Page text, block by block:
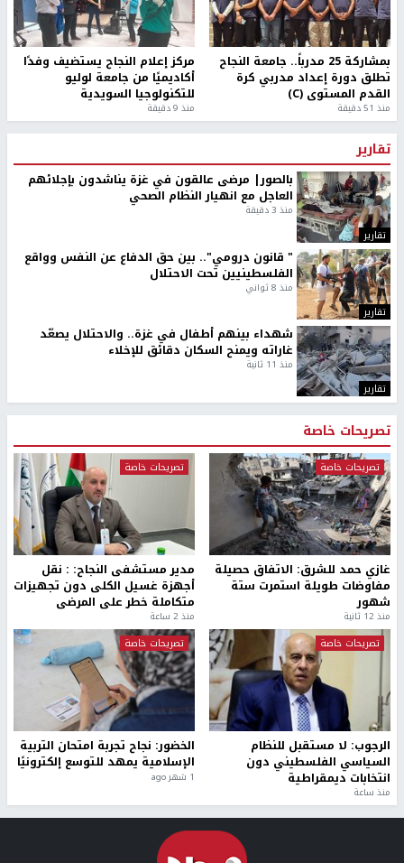
بمشاركة 25 مدرباً.. جامعة النجاح
تطلق دورة إعداد مدربي كرة
القدم المستوى (C)
منذ 51 دقيقة
مركز إعلام النجاح يستضيف وفدًا
أكاديميًا من جامعة لوليو
للتكنولوجيا السويدية
منذ 9 دقيقة
تقارير
تقارير
بالصور| مرضى عالقون في غزة يناشدون بإجلائهم
العاجل مع انهيار النظام الصحي
منذ 3 دقيقة
تقارير
" قانون درومي".. بين حق الدفاع عن النفس وواقع
الفلسطينيين تحت الاحتلال
منذ 8 ثواني
تقارير
شهداء بينهم أطفال في غزة.. والاحتلال يصعّد
غاراته ويمنح السكان دقائق للإخلاء
منذ 11 ثانية
تصريحات خاصة
تصريحات خاصة
غازي حمد للشرق: الاتفاق حصيلة
مفاوضات طويلة استمرت ستة
شهور
منذ 12 ثانية
تصريحات خاصة
مدير مستشفى النجاح: : نقل
أجهزة غسيل الكلى دون تجهيزات
متكاملة خطر على المرضى
منذ 2 ساعة
تصريحات خاصة
الرجوب: لا مستقبل للنظام
السياسي الفلسطيني دون
انتخابات ديمقراطية
منذ ساعة
تصريحات خاصة
الخضور: نجاح تجربة امتحان التربية
الإسلامية يمهد للتوسع إلكترونيًا
1 شهر ago